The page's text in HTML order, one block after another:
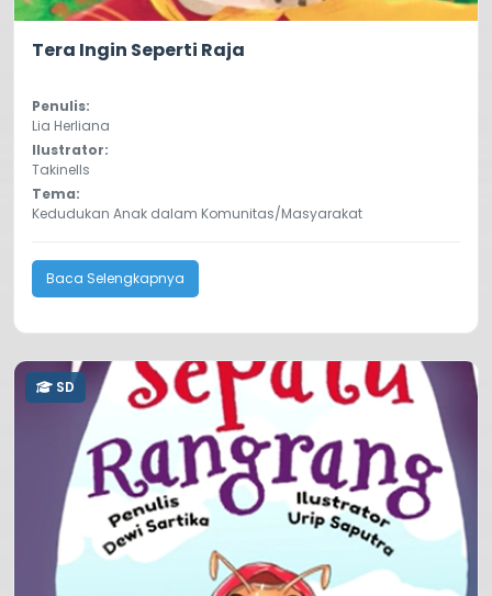
Tera Ingin Seperti Raja
Penulis:
Lia Herliana
Ilustrator:
Takinells
Tema:
Kedudukan Anak dalam Komunitas/Masyarakat
Baca Selengkapnya
SD